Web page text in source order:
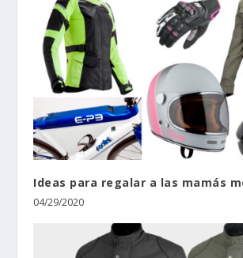
Ideas para regalar a las mamás
04/29/2020